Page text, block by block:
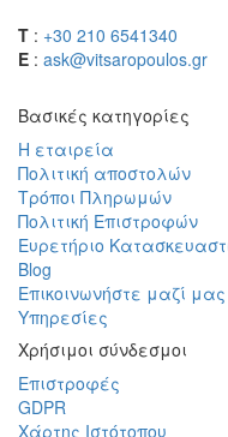
T : +30 210 6541340
E : ask@vitsaropoulos.gr
Βασικές κατηγορίες
Η εταιρεία
Πολιτική αποστολών
Τρόποι Πληρωμών
Πολιτική Επιστροφών
Ευρετήριο
Blog
Επικοινωνήστε μαζί μας
Υπηρεσίες
Χρήσιμοι σύνδεσμοι
Επιστροφές
GDPR
Χάρτης Ιστότοπου